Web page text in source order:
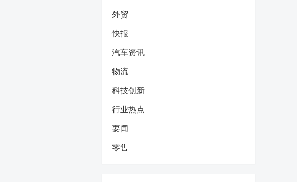
外贸
快报
汽车资讯
物流
科技创新
行业热点
要闻
零售